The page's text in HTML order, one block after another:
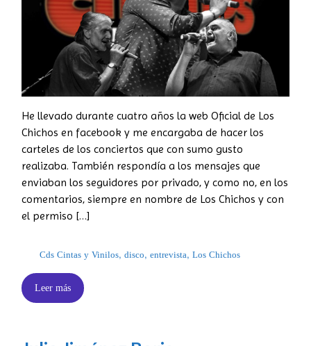
He llevado durante cuatro años la web Oficial de Los
Chichos en facebook y me encargaba de hacer los
carteles de los conciertos que con sumo gusto
realizaba. También respondía a los mensajes que
enviaban los seguidores por privado, y como no, en los
comentarios, siempre en nombre de Los Chichos y con
el permiso […]
Cds Cintas y Vinilos, disco, entrevista, Los Chichos
Leer más